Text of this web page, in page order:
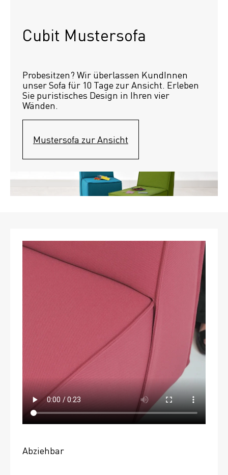
Cubit Mustersofa
Probesitzen? Wir überlassen KundInnen
unser Sofa für 10 Tage zur Ansicht. Erleben
Sie puristisches Design in Ihren vier
Wänden.
Mustersofa zur Ansicht
Abziehbar